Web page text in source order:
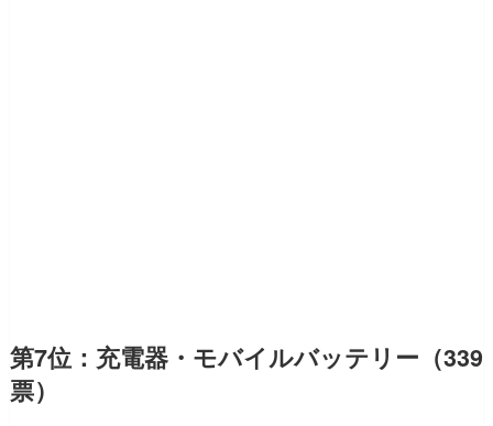
第7位：充電器・モバイルバッテリー（339
票）